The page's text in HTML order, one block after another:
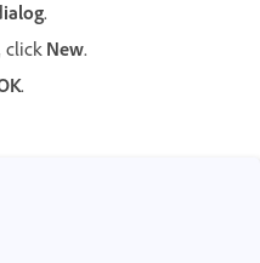
.
click New.
.